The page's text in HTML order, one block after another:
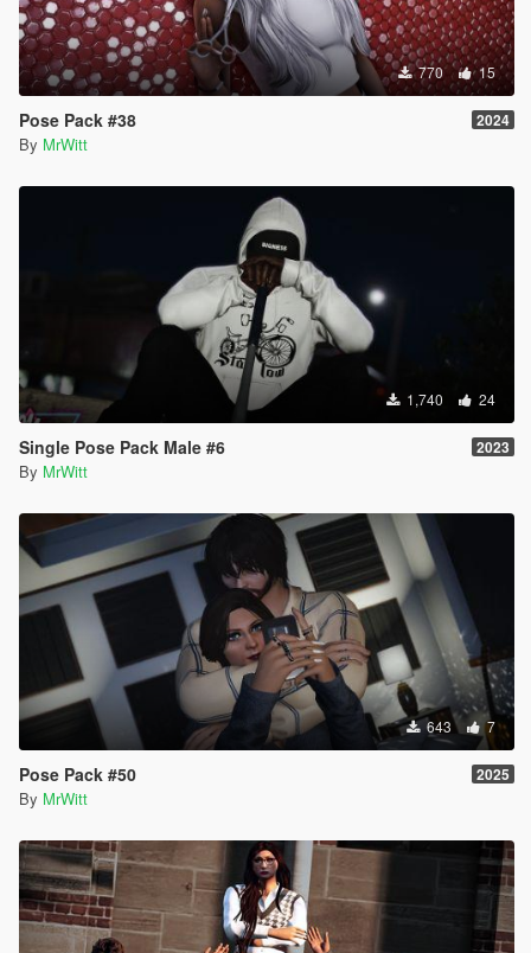
770 15
Pose Pack #38 2024
By MrWitt
1,740 24
Single Pose Pack Male #6 2023
By MrWitt
643 7
Pose Pack #50 2025
By MrWitt